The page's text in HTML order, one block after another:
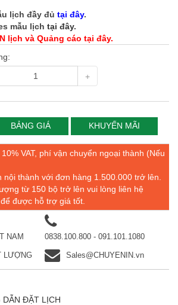
lịch đầy đủ tại đây.
mẫu lịch tại đây.
lịch và Quảng cáo tại đây.
BẢNG GIÁ KHUYẾN MÃI
VAT, phí vận chuyển ngoại thành (Nếu
nội thành với đơn hàng 1.500.000 trở lên.
từ 150 bộ trở lên vui lòng liên hệ
để được hỗ trợ giá tốt.
NAM 0838.100.800 - 091.101.1080
LƯỢNG Sales@CHUYENIN.vn
DẪN ĐẶT LỊCH